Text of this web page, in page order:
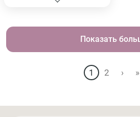
Показать
1 2 › »